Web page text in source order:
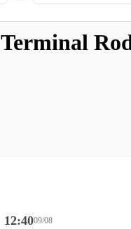
Terminal
12:4009/08